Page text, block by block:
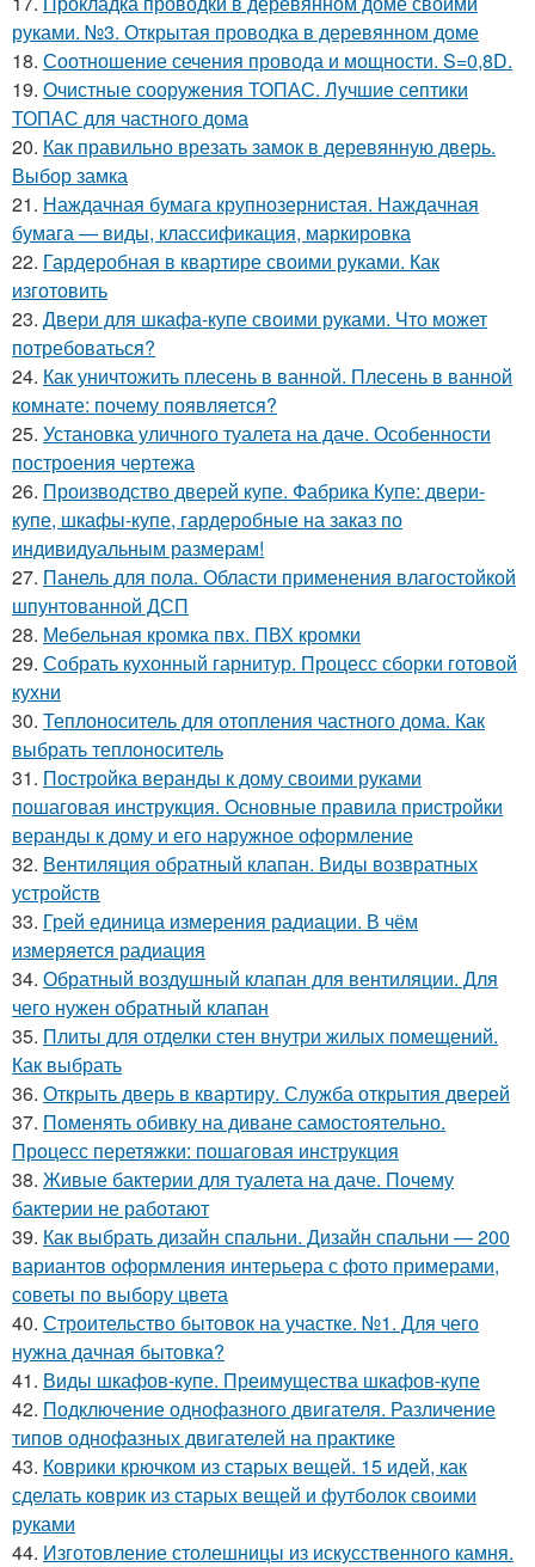
руками. №3. Открытая проводка в деревянном доме
18. Соотношение сечения провода и мощности. S=0,8D.
19. Очистные сооружения ТОПАС. Лучшие септики
ТОПАС для частного дома
20. Как правильно врезать замок в деревянную дверь.
Выбор замка
21. Наждачная бумага крупнозернистая. Наждачная
бумага — виды, классификация, маркировка
22. Гардеробная в квартире своими руками. Как
изготовить
23. Двери для шкафа-купе своими руками. Что может
потребоваться?
24. Как уничтожить плесень в ванной. Плесень в ванной
комнате: почему появляется?
25. Установка уличного туалета на даче. Особенности
построения чертежа
26. Производство дверей купе. Фабрика Купе: двери-
купе, шкафы-купе, гардеробные на заказ по
индивидуальным размерам!
27. Панель для пола. Области применения влагостойкой
шпунтованной ДСП
28. Мебельная кромка пвх. ПВХ кромки
29. Собрать кухонный гарнитур. Процесс сборки готовой
кухни
30. Теплоноситель для отопления частного дома. Как
выбрать теплоноситель
31. Постройка веранды к дому своими руками
пошаговая инструкция. Основные правила пристройки
веранды к дому и его наружное оформление
32. Вентиляция обратный клапан. Виды возвратных
устройств
33. Грей единица измерения радиации. В чём
измеряется радиация
34. Обратный воздушный клапан для вентиляции. Для
чего нужен обратный клапан
35. Плиты для отделки стен внутри жилых помещений.
Как выбрать
36. Открыть дверь в квартиру. Служба открытия дверей
37. Поменять обивку на диване самостоятельно.
Процесс перетяжки: пошаговая инструкция
38. Живые бактерии для туалета на даче. Почему
бактерии не работают
39. Как выбрать дизайн спальни. Дизайн спальни — 200
вариантов оформления интерьера с фото примерами,
советы по выбору цвета
40. Строительство бытовок на участке. №1. Для чего
нужна дачная бытовка?
41. Виды шкафов-купе. Преимущества шкафов-купе
42. Подключение однофазного двигателя. Различение
типов однофазных двигателей на практике
43. Коврики крючком из старых вещей. 15 идей, как
сделать коврик из старых вещей и футболок своими
руками
44. Изготовление столешницы из искусственного камня.